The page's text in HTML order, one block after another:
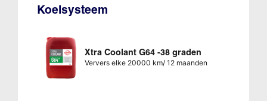
Koelsysteem
Xtra Coolant G64 -38 graden
Ververs elke 20000 km/ 12 maanden